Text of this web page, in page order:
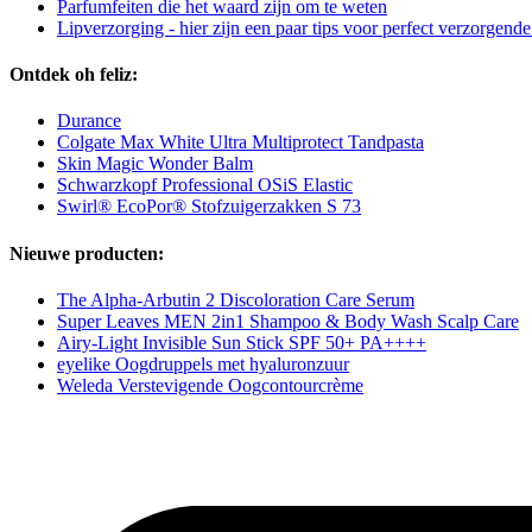
Parfumfeiten die het waard zijn om te weten
Lipverzorging - hier zijn een paar tips voor perfect
Ontdek oh feliz:
Durance
Colgate Max White Ultra Multiprotect Tandpasta
Skin Magic Wonder Balm
Schwarzkopf Professional OSiS Elastic
Swirl® EcoPor® Stofzuigerzakken S 73
Nieuwe producten:
The Alpha-Arbutin 2 Discoloration Care Serum
Super Leaves MEN 2in1 Shampoo & Body Wash Scalp Care
Airy-Light Invisible Sun Stick SPF 50+ PA++++
eyelike Oogdruppels met hyaluronzuur
Weleda Verstevigende Oogcontourcrème